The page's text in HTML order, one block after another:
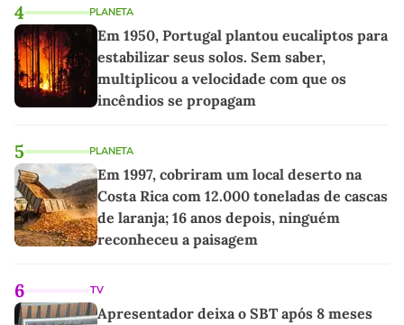
4 PLANETA
Em 1950, Portugal plantou eucaliptos para
estabilizar seus solos. Sem saber,
multiplicou a velocidade com que os
incêndios se propagam
5 PLANETA
Em 1997, cobriram um local deserto na
Costa Rica com 12.000 toneladas de cascas
de laranja; 16 anos depois, ninguém
reconheceu a paisagem
6 TV
Apresentador deixa o SBT após 8 meses